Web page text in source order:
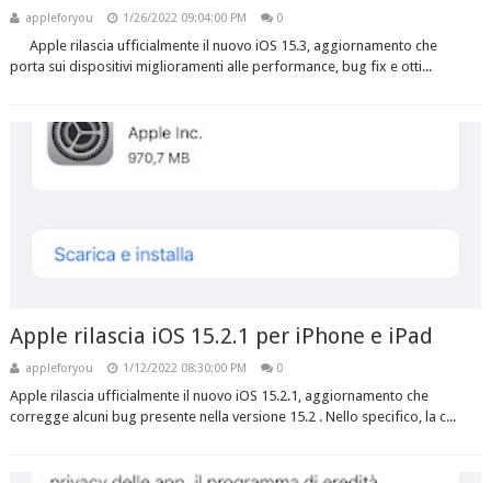
appleforyou 1/26/2022 09:04:00 PM 0
Apple rilascia ufficialmente il nuovo iOS 15.3, aggiornamento che
porta sui dispositivi miglioramenti alle performance, bug fix e otti...
Apple rilascia iOS 15.2.1 per iPhone e iPad
appleforyou 1/12/2022 08:30:00 PM 0
Apple rilascia ufficialmente il nuovo iOS 15.2.1, aggiornamento che
corregge alcuni bug presente nella versione 15.2 . Nello specifico, la c...